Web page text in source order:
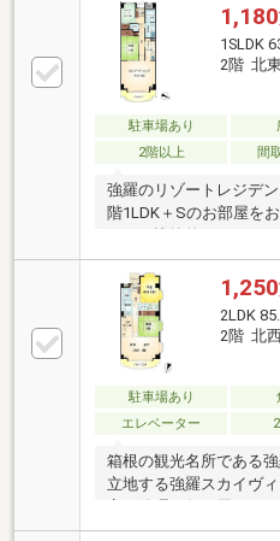
1,180
1SLDK
2階 北東
駐車場あり
2階以上
間
強羅のリゾートレジデ
階1LDK＋Sのお部屋を
日当たりも良く、バル
お愉しみいただけます
気軽にご連絡ください
1,250
2LDK
2階 北
駐車場あり
エレベーター
箱根の観光名所である
立地する強羅スカイヴ
ナー様たちも感心する